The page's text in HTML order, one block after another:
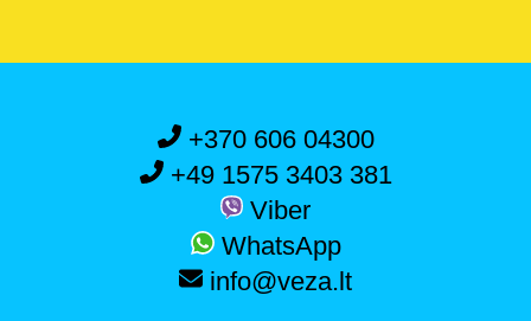
+370 606 04300
+49 1575 3403 381
Viber
WhatsApp
info@veza.lt